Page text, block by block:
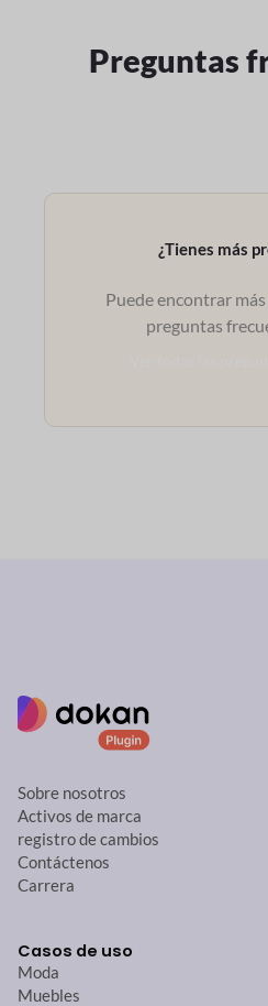
Preguntas
¿Tienes más
Puede encontrar
preguntas
Sobre nosotros
Activos de marca
registro de cambios
Contáctenos
Carrera
Casos de uso
Moda
Muebles